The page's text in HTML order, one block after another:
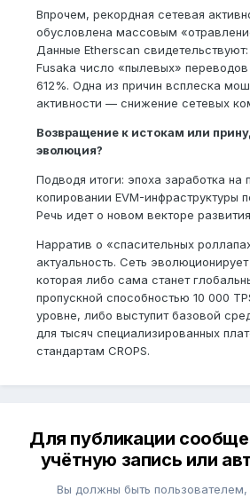
Впрочем, рекордная сетевая
обусловлена массовым
Данные Etherscan
Fusaka число «пылевых»
612%. Одна из причин всплеска
активности — снижение сетевых
Возвращение к истокам или
эволюция?
Подводя итоги: эпоха заработка на
копировании EVM-инфраструктуры
Речь идет о новом векторе
Нарратив о «спасительных
актуальность. Сеть
которая либо сама станет
пропускной способностью 10 000
уровне, либо выступит базовой
для тысяч специализированных
стандартам CROPS.
Для публикации
учётную запись или
Вы должны быть пользователем,